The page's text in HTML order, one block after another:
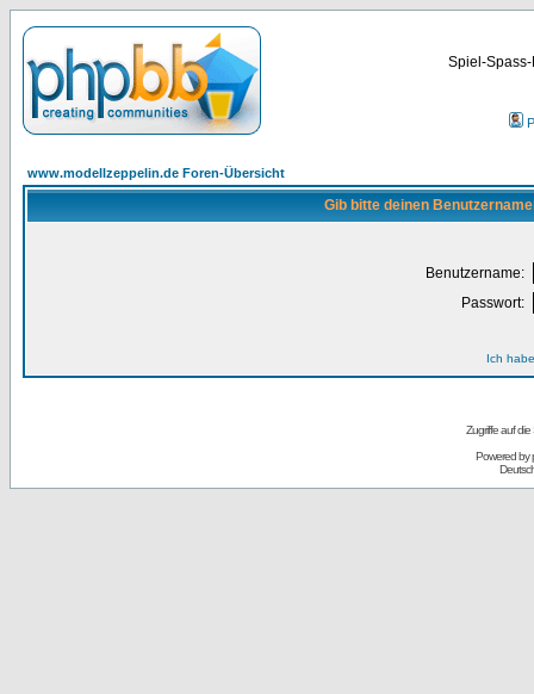
Spiel-
www.modellzeppelin.de Foren-Übersicht
Gib bitte deinen
Benutzername:
Passwort:
Ich
Zugriffe auf
Powered by